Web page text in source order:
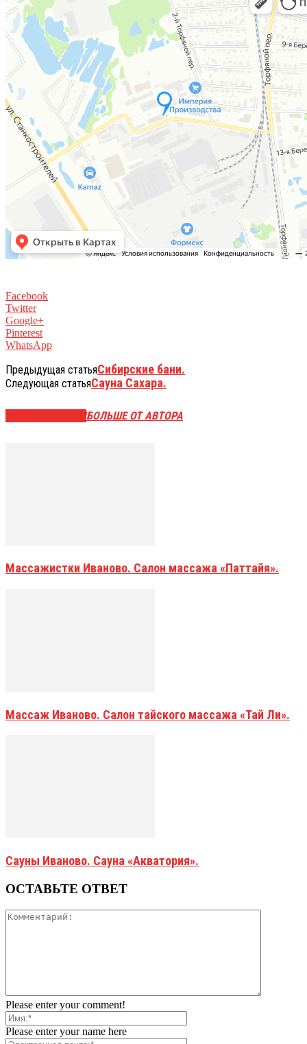
Facebook
Twitter
Google+
Pinterest
WhatsApp
Предыдущая статьяСибирские бани.
Следующая статьяСауна Сахара.
БОЛЬШЕ ОТ АВТОРА
Массажистки Иваново. Салон массажа «Паттайя».
Массаж Иваново. Салон тайского массажа «Тай Ли».
Сауны Иваново. Сауна «Акватория».
ОСТАВЬТЕ ОТВЕТ
Please enter your comment!
Please enter your name here